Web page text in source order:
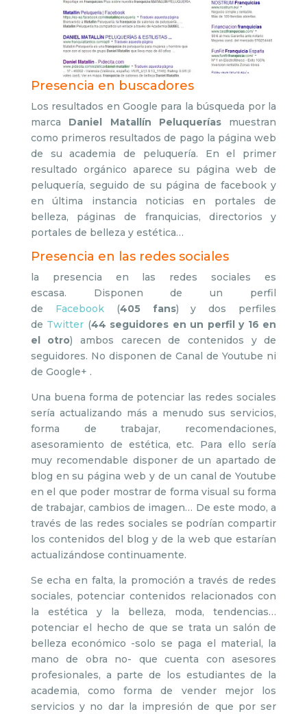
Presencia en buscadores
Los resultados en Google para la búsqueda por la
marca Daniel Matallín Peluqueríasmuestran
como primeros resultados de pago la página web
de su academia de peluquería. En el primer
resultado orgánico aparece su página web de
peluquería, seguido de su página de facebook y
en última instancia noticias en portales de
belleza, páginas de franquicias, directorios y
portales de belleza y estética…
Presencia en las redes sociales
la presencia en las redes sociales es
escasa. Disponen de un perfil
de Facebook(405 fans) y dos perfiles
de Twitter (44 seguidores en un perfil y 16 en
el otro) ambos carecen de contenidos y de
seguidores. No disponen de Canal de Youtube ni
de Google+ .
Una buena forma de potenciar las redes sociales
sería actualizando más a menudo sus servicios,
forma de trabajar, recomendaciones,
asesoramiento de estética, etc. Para ello sería
muy recomendable disponer de un apartado de
blog en su página web y de un canal de Youtube
en el que poder mostrar de forma visual su forma
de trabajar, cambios de imagen… De este modo, a
través de las redes sociales se podrían compartir
los contenidos del blog y de la web que estarían
actualizándose continuamente.
Se echa en falta, la promoción a través de redes
sociales, potenciar contenidos relacionados con
la estética y la belleza, moda, tendencias…
potenciar el hecho de que se trata un salón de
belleza económico -solo se paga el material, la
mano de obra no- que cuenta con asesores
profesionales, a parte de los estudiantes de la
academia, como forma de vender mejor los
servicios y no dar la impresión de que por ser